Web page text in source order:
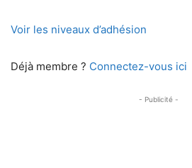
Voir les niveaux d’adhésion
Déjà membre ? Connectez-vous ici
- Publicité -